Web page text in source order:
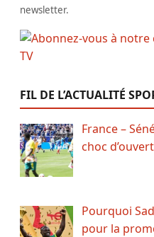
newsletter.
FIL DE L’ACTUALITÉ
France –
choc
Pourquoi
pour la